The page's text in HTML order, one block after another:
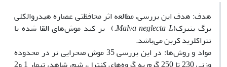
هدف: هدف این بررسی، مطالعه اثر محافظتی عصاره هیدروالکلی
برگ پنیرک(Malva neglecta L.) بر کبد موش‌های القا شده با
تتراکلرید‌ کربن می‌باشد.
مواد و روش‌‏ها: در این بررسی 35 موش صحرایی نر در محدوده